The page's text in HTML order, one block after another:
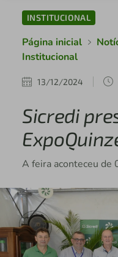
INSTITUCIONAL
Página inicial
Institucional
13/12/2024
Sicredi
A feira aconteceu de